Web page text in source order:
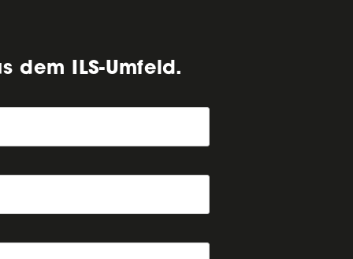
dem ILS-Umfeld.